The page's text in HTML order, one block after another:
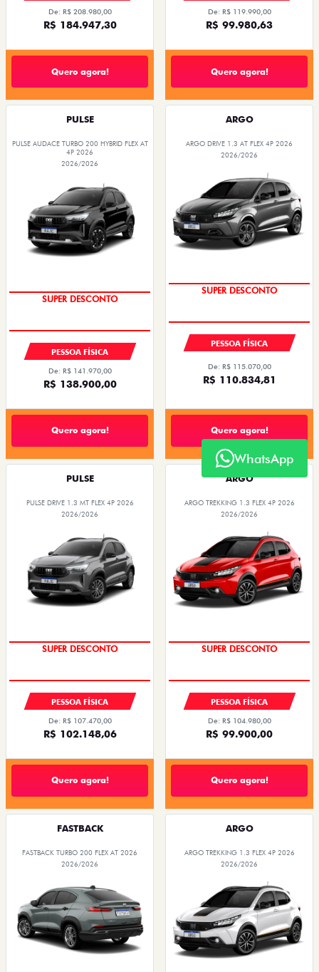
De: R$ 208.980,00
R$ 184.947,30
Quero agora!
De: R$ 119.990,00
R$ 99.980,63
Quero agora!
PULSE
PULSE AUDACE TURBO 200 HYBRID FLEX AT
4P 2026
2026/2026
SUPER DESCONTO
PESSOA FÍSICA
De: R$ 141.970,00
R$ 138.900,00
Quero agora!
ARGO
ARGO DRIVE 1.3 AT FLEX 4P 2026
2026/2026
SUPER DESCONTO
PESSOA FÍSICA
De: R$ 115.070,00
R$ 110.834,81
Quero agora!
PULSE
PULSE DRIVE 1.3 MT FLEX 4P 2026
2026/2026
SUPER DESCONTO
PESSOA FÍSICA
De: R$ 107.470,00
R$ 102.148,06
Quero agora!
ARGO
ARGO TREKKING 1.3 FLEX 4P 2026
2026/2026
SUPER DESCONTO
PESSOA FÍSICA
De: R$ 104.980,00
R$ 99.900,00
Quero agora!
FASTBACK
FASTBACK TURBO 200 FLEX AT 2026
2026/2026
ARGO
ARGO TREKKING 1.3 FLEX 4P 2026
2026/2026
WhatsApp